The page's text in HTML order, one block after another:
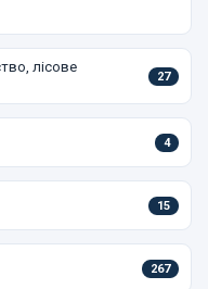
лісове
27
4
15
267